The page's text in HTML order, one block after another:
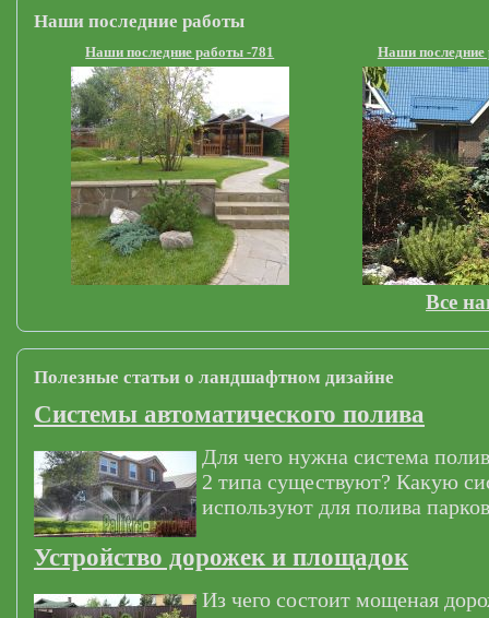
Наши последние работы
Наши последние работы -781 Наши последние
Все
Полезные статьи о ландшафтном дизайне
Системы автоматического полива
Для чего нужна система
2 типа существуют? Какую
используют для полива
Устройство дорожек и площадок
Из чего состоит мощеная